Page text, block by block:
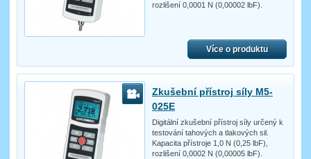
rozlišení 0,0001 N (0,00002 lbF).
Více o produktu
Zkušební přístroj síly M5-
025E
Digitální zkušební přístroj síly určený k
testování tahových a tlakových sil.
Kapacita přístroje 1,0 N (0,25 lbF),
rozlišení 0,0002 N (0,00005 lbF).